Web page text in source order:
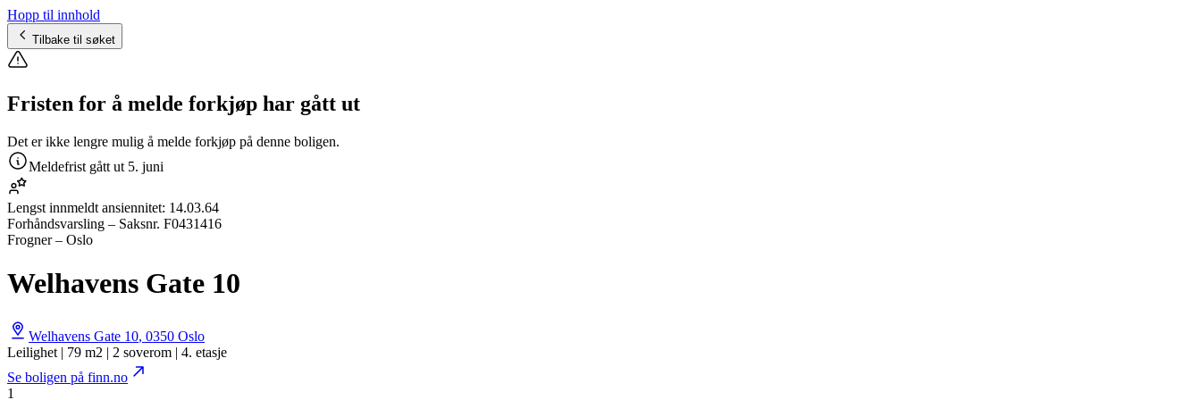
Hopp til innhold
Tilbake til søket
Fristen for å melde forkjøp har gått ut
Det er ikke lengre mulig å melde forkjøp på denne boligen.
Meldefrist gått ut 5. juni
Lengst innmeldt ansiennitet: 14.03.64
Forhåndsvarsling – Saksnr. F0431416
Frogner – Oslo
Welhavens Gate 10
Welhavens Gate 10, 0350 Oslo
Leilighet | 79 m2 | 2 soverom | 4. etasje
Se boligen på finn.no
1